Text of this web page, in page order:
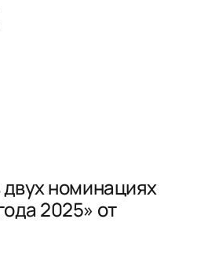
номинациях
2025» от